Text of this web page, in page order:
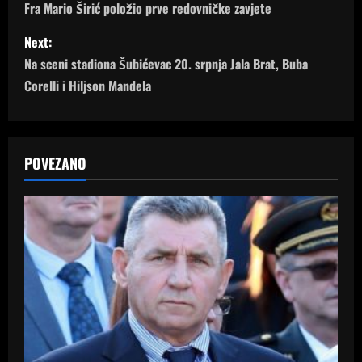
o
s
t
a
v
i
g
t
i
Fra Mario Širić položio prve redovničke zavjete
Next:
Na sceni stadiona Šubićevac 20. srpnja Jala Brat, Buba
Corelli i Hiljson Mandela
POVEZANO